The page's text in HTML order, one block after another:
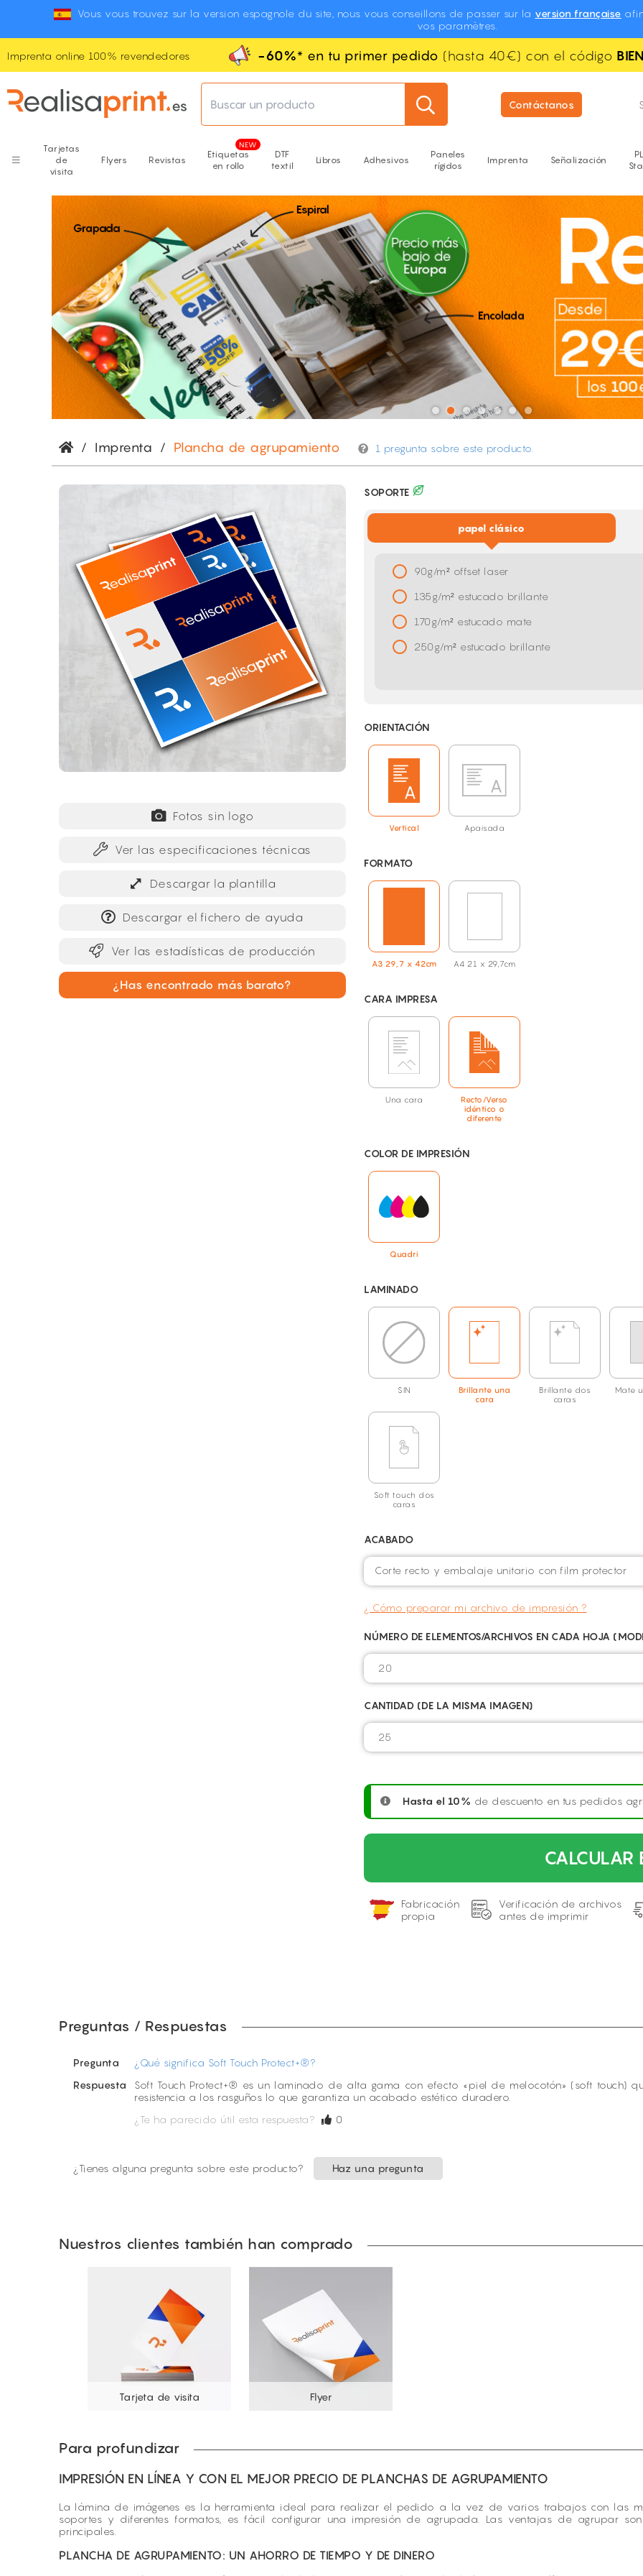
Vous vous trouvez sur la version espagnole du site, nous vous conseillons de passer sur la version française
vos paramètres.
Imprenta online 100% revendedores -60%* en tu primer pedido (hasta 40€) con el código
Buscar un producto Contáctanos
Tarjetas
de
visita
Flyers Revistas
Etiquetas
en rollo
DTF
textil
Libros Adhesivos
Paneles
rígidos
Imprenta Señalización
/ Imprenta / Plancha de agrupamiento 1 pregunta sobre este producto.
Fotos sin logo
Ver las especificaciones técnicas
Descargar la plantilla
Descargar el fichero de ayuda
Ver las estadísticas de producción
¿Has encontrado más barato?
SOPORTE
papel clásico
90g/m² offset laser
135g/m² estucado brillante
170g/m² estucado mate
250g/m² estucado brillante
ORIENTACIÓN
Vertical Apaisada
FORMATO
A3 29,7 x 42cm A4 21 x 29,7cm
CARA IMPRESA
Una cara
Recto/Verso
idéntico o
diferente
COLOR DE IMPRESIÓN
Quadri
LAMINADO
SIN
Brillante una
cara
Brillante dos
caras
Mate
Soft touch dos
caras
ACABADO
Corte recto y embalaje unitario con film protector
¿ Cómo preparar mi archivo de impresión ?
NÚMERO DE ELEMENTOS/ARCHIVOS EN CADA HOJA
CANTIDAD (DE LA MISMA IMAGEN)
Hasta el 10% de descuento en tus pedidos
CALCULAR
Fabricación
propia
Verificación de archivos
antes de imprimir
Preguntas / Respuestas
Pregunta
¿Qué significa Soft Touch Protect+®?
Respuesta
Soft Touch Protect+® es un laminado de alta gama con efecto «piel de melocotón» (soft touch)
resistencia a los rasguños lo que garantiza un acabado estético duradero.
¿Te ha parecido útil esta respuesta?
0
¿Tienes alguna pregunta sobre este producto? Haz una pregunta
Nuestros clientes también han comprado
Tarjeta de visita Flyer
Para profundizar
IMPRESIÓN EN LÍNEA Y CON EL MEJOR PRECIO DE PLANCHAS DE AGRUPAMIENTO
La lámina de imágenes es la herramienta ideal para realizar el pedido a la vez de varios trabajos con las
soportes y diferentes formatos, es fácil configurar una impresión de agrupada. Las ventajas de agrupar
principales.
PLANCHA DE AGRUPAMIENTO: UN AHORRO DE TIEMPO Y DE DINERO